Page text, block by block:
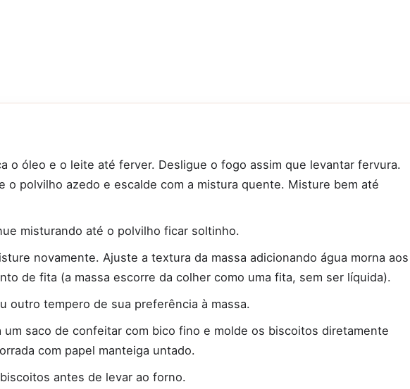
o óleo e o leite até ferver. Desligue o fogo assim que levantar fervura.
o polvilho azedo e escalde com a mistura quente. Misture bem até
misturando até o polvilho ficar soltinho.
novamente. Ajuste a textura da massa adicionando água morna aos
de fita (a massa escorre da colher como uma fita, sem ser líquida).
outro tempero de sua preferência à massa.
um saco de confeitar com bico fino e molde os biscoitos diretamente
com papel manteiga untado.
antes de levar ao forno.